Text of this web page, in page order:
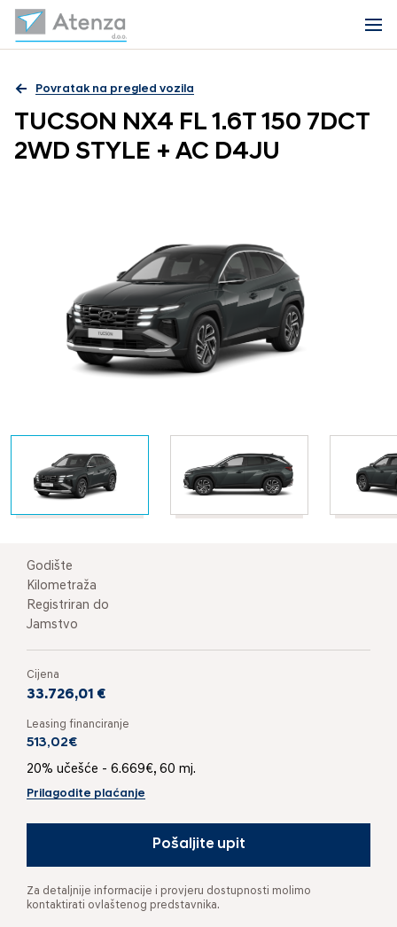
Povratak na pregled vozila
TUCSON NX4 FL 1.6T 150 7DCT
2WD STYLE + AC D4JU
Godište
Kilometraža
Registriran do
Jamstvo
Cijena
33.726,01 €
Leasing financiranje
513,02€
20% učešće - 6.669€, 60 mj.
Prilagodite plaćanje
Pošaljite upit
Za detaljnije informacije i provjeru dostupnosti molimo
kontaktirati ovlaštenog predstavnika.